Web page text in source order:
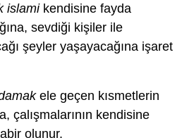
islamikendisine fayda
sevdiği kişiler ile
şeyler yaşayacağına işaret
ele geçen kısmetlerin
çalışmalarının kendisine
olunur.